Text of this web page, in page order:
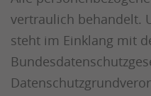
vertraulich behandelt.
steht im Einklang mit